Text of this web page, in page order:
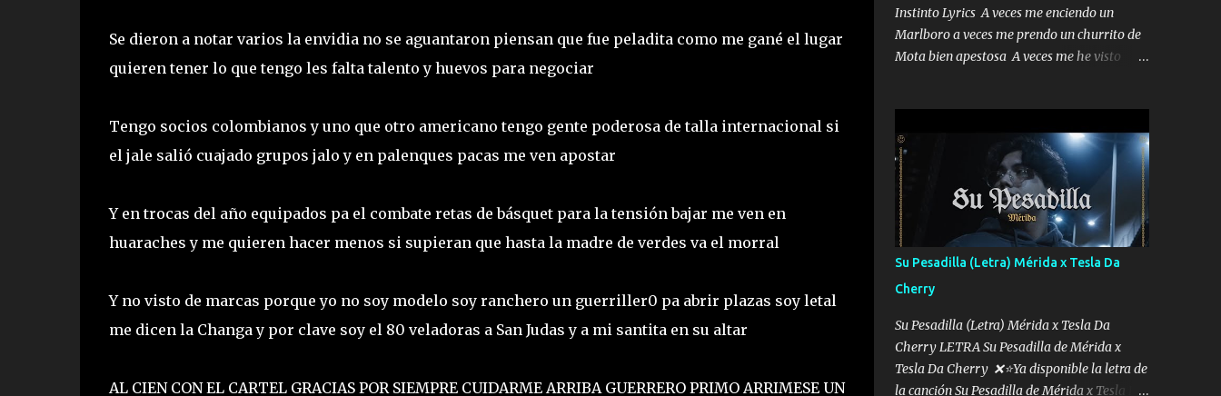
Se dieron a notar varios la envidia no se aguantaron piensan que fue peladita como me gané el lugar
quieren tener lo que tengo les falta talento y huevos para negociar
Tengo socios colombianos y uno que otro americano tengo gente poderosa de talla internacional si
el jale salió cuajado grupos jalo y en palenques pacas me ven apostar
Y en trocas del año equipados pa el combate retas de básquet para la tensión bajar me ven en
huaraches y me quieren hacer menos si supieran que hasta la madre de verdes va el morral
Y no visto de marcas porque yo no soy modelo soy ranchero un guerriller0 pa abrir plazas soy letal
me dicen la Changa y por clave soy el 80 veladoras a San Judas y a mi santita en su altar
AL CIEN CON EL CARTEL GRACIAS POR SIEMPRE CUIDARME ARRIBA GUERRERO PRIMO ARRIMESE UN
Instinto Lyrics A veces me enciendo un
Marlboro a veces me prendo un churrito de
Mota bien apestosa A veces me he visto
me mandó yo tengo el control a todos yo les
paro el dedo soy hocicon un malcriado un
malandrón Que Les importa no saben nada
falsas las risas las que me miran hay gente
corriente no quieren verte subir de level
trucha mis plebes Música A veces me pongo
un sombrero a veces me ven la cachucha de
lado con la mirada siempre en alto A veces
me fajó una super o a veces me fajó una
Glock siempre armado todas las
generaciones yo traigo El chiste es que hago
lo que quiero pues así soy me mandó yo
Su Pesadilla (Letra) Mérida x Tesla Da
Cherry
Su Pesadilla (Letra) Mérida x Tesla Da
Cherry LETRA Su Pesadilla de Mérida x
Tesla Da Cherry ❌⭐Ya disponible la letra de
la canción Su Pesadilla de Mérida x Tesla Da